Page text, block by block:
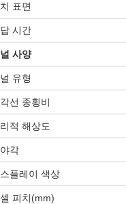
표면
시간
사양
유형
선 종횡비
적 해상도
각
플레이 색상
피치(mm)